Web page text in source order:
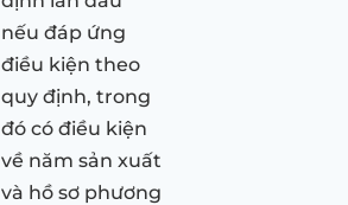
nếu đáp ứng
điều kiện theo
quy định, trong
đó có điều kiện
về năm sản xuất
và hồ sơ phương